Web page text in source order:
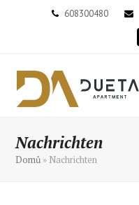
608300480
Nachrichten
Domů » Nachrichten